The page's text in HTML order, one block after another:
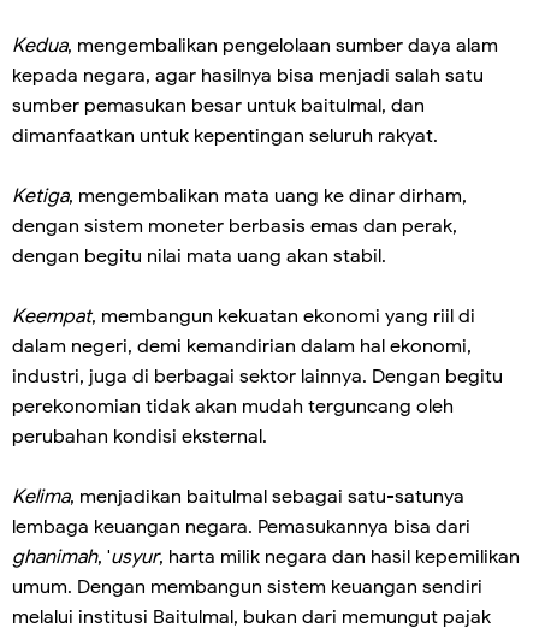
Kedua, mengembalikan pengelolaan sumber daya alam
kepada negara, agar hasilnya bisa menjadi salah satu
sumber pemasukan besar untuk baitulmal, dan
dimanfaatkan untuk kepentingan seluruh rakyat.
Ketiga, mengembalikan mata uang ke dinar dirham,
dengan sistem moneter berbasis emas dan perak,
dengan begitu nilai mata uang akan stabil.
Keempat, membangun kekuatan ekonomi yang riil di
dalam negeri, demi kemandirian dalam hal ekonomi,
industri, juga di berbagai sektor lainnya. Dengan begitu
perekonomian tidak akan mudah terguncang oleh
perubahan kondisi eksternal.
Kelima, menjadikan baitulmal sebagai satu-satunya
lembaga keuangan negara. Pemasukannya bisa dari
ghanimah, 'usyur, harta milik negara dan hasil kepemilikan
umum. Dengan membangun sistem keuangan sendiri
melalui institusi Baitulmal, bukan dari memungut pajak